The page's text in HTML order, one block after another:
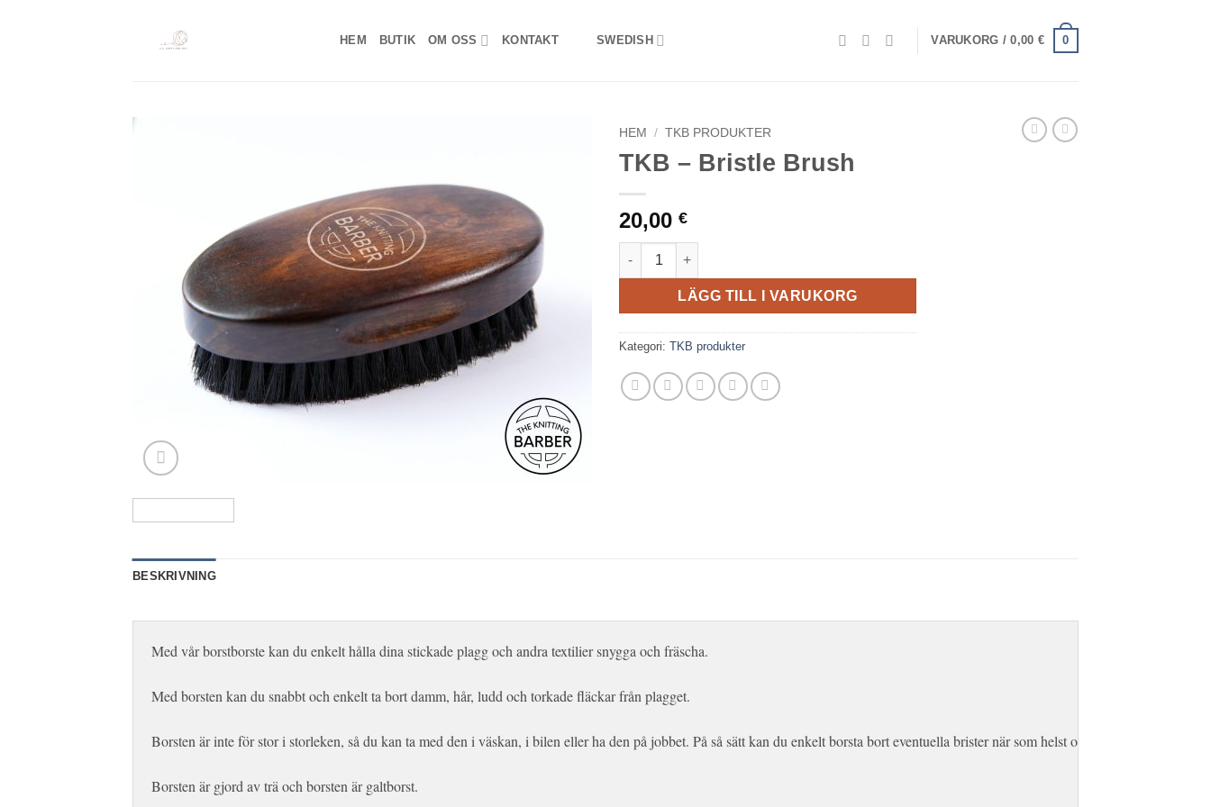
HEM BUTIK OM OSS KONTAKT SWEDISH VARUKORG /0,00 € 0
HEM / TKB PRODUKTER
TKB – Bristle Brush
20,00 €
TKB - Bristle Brush mängd
LÄGG TILL I VARUKORG
Kategori: TKB produkter
BESKRIVNING
Med vår borstborste kan du enkelt hålla dina stickade plagg och andra textilier snygga och fräscha.
Med borsten kan du snabbt och enkelt ta bort damm, hår, ludd och torkade fläckar från plagget.
Borsten är inte för stor i storleken, så du kan ta med den i väskan, i bilen eller ha den på jobbet. På så sätt kan du enkelt borsta bort eventuella brister när som helst och alltid se snygg ut.
Borsten är gjord av trä och borsten är galtborst.